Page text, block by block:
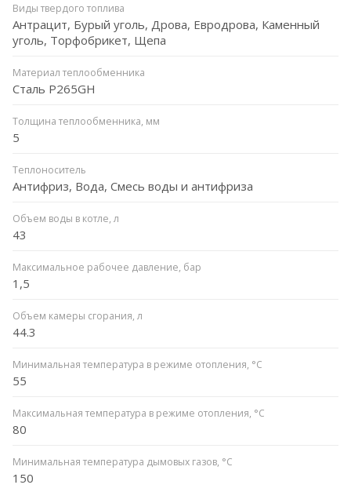
Виды твердого топлива
Антрацит, Бурый уголь, Дрова, Евродрова, Каменный
уголь, Торфобрикет, Щепа
Материал теплообменника
Сталь P265GH
Толщина теплообменника, мм
5
Теплоноситель
Антифриз, Вода, Смесь воды и антифриза
Объем воды в котле, л
43
Максимальное рабочее давление, бар
1,5
Объем камеры сгорания, л
44.3
Минимальная температура в режиме отопления, °C
55
Максимальная температура в режиме отопления, °C
80
Минимальная температура дымовых газов, °C
150